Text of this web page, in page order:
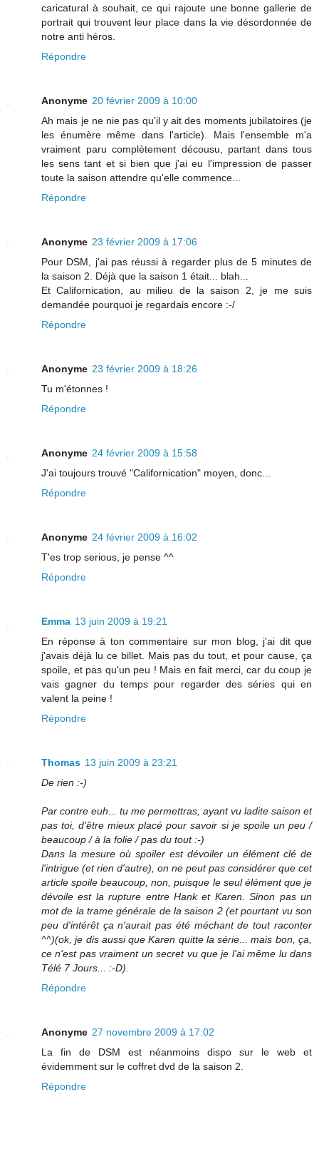
caricatural à souhait, ce qui rajoute une bonne gallerie de
portrait qui trouvent leur place dans la vie désordonnée de
notre anti héros.
Répondre
Anonyme 20 février 2009 à 10:00
Ah mais je ne nie pas qu'il y ait des moments jubilatoires (je
les énumère même dans l'article). Mais l'ensemble m'a
vraiment paru complètement décousu, partant dans tous
les sens tant et si bien que j'ai eu l'impression de passer
toute la saison attendre qu'elle commence...
Répondre
Anonyme 23 février 2009 à 17:06
Pour DSM, j'ai pas réussi à regarder plus de 5 minutes de
la saison 2. Déjà que la saison 1 était... blah...
Et Californication, au milieu de la saison 2, je me suis
demandée pourquoi je regardais encore :-/
Répondre
Anonyme 23 février 2009 à 18:26
Tu m'étonnes !
Répondre
Anonyme 24 février 2009 à 15:58
J'ai toujours trouvé "Californication" moyen, donc...
Répondre
Anonyme 24 février 2009 à 16:02
T'es trop serious, je pense ^^
Répondre
Emma 13 juin 2009 à 19:21
En réponse à ton commentaire sur mon blog, j'ai dit que
j'avais déjà lu ce billet. Mais pas du tout, et pour cause, ça
spoile, et pas qu'un peu ! Mais en fait merci, car du coup je
vais gagner du temps pour regarder des séries qui en
valent la peine !
Répondre
Thomas 13 juin 2009 à 23:21
De rien :-)
Par contre euh... tu me permettras, ayant vu ladite saison et
pas toi, d'être mieux placé pour savoir si je spoile un peu /
beaucoup / à la folie / pas du tout :-)
Dans la mesure où spoiler est dévoiler un élément clé de
l'intrigue (et rien d'autre), on ne peut pas considérer que cet
article spoile beaucoup, non, puisque le seul élément que je
dévoile est la rupture entre Hank et Karen. Sinon pas un
mot de la trame générale de la saison 2 (et pourtant vu son
peu d'intérêt ça n'aurait pas été méchant de tout raconter
^^)(ok, je dis aussi que Karen quitte la série... mais bon, ça,
ce n'est pas vraiment un secret vu que je l'ai même lu dans
Télé 7 Jours... :-D).
Répondre
Anonyme 27 novembre 2009 à 17:02
La fin de DSM est néanmoins dispo sur le web et
évidemment sur le coffret dvd de la saison 2.
Répondre